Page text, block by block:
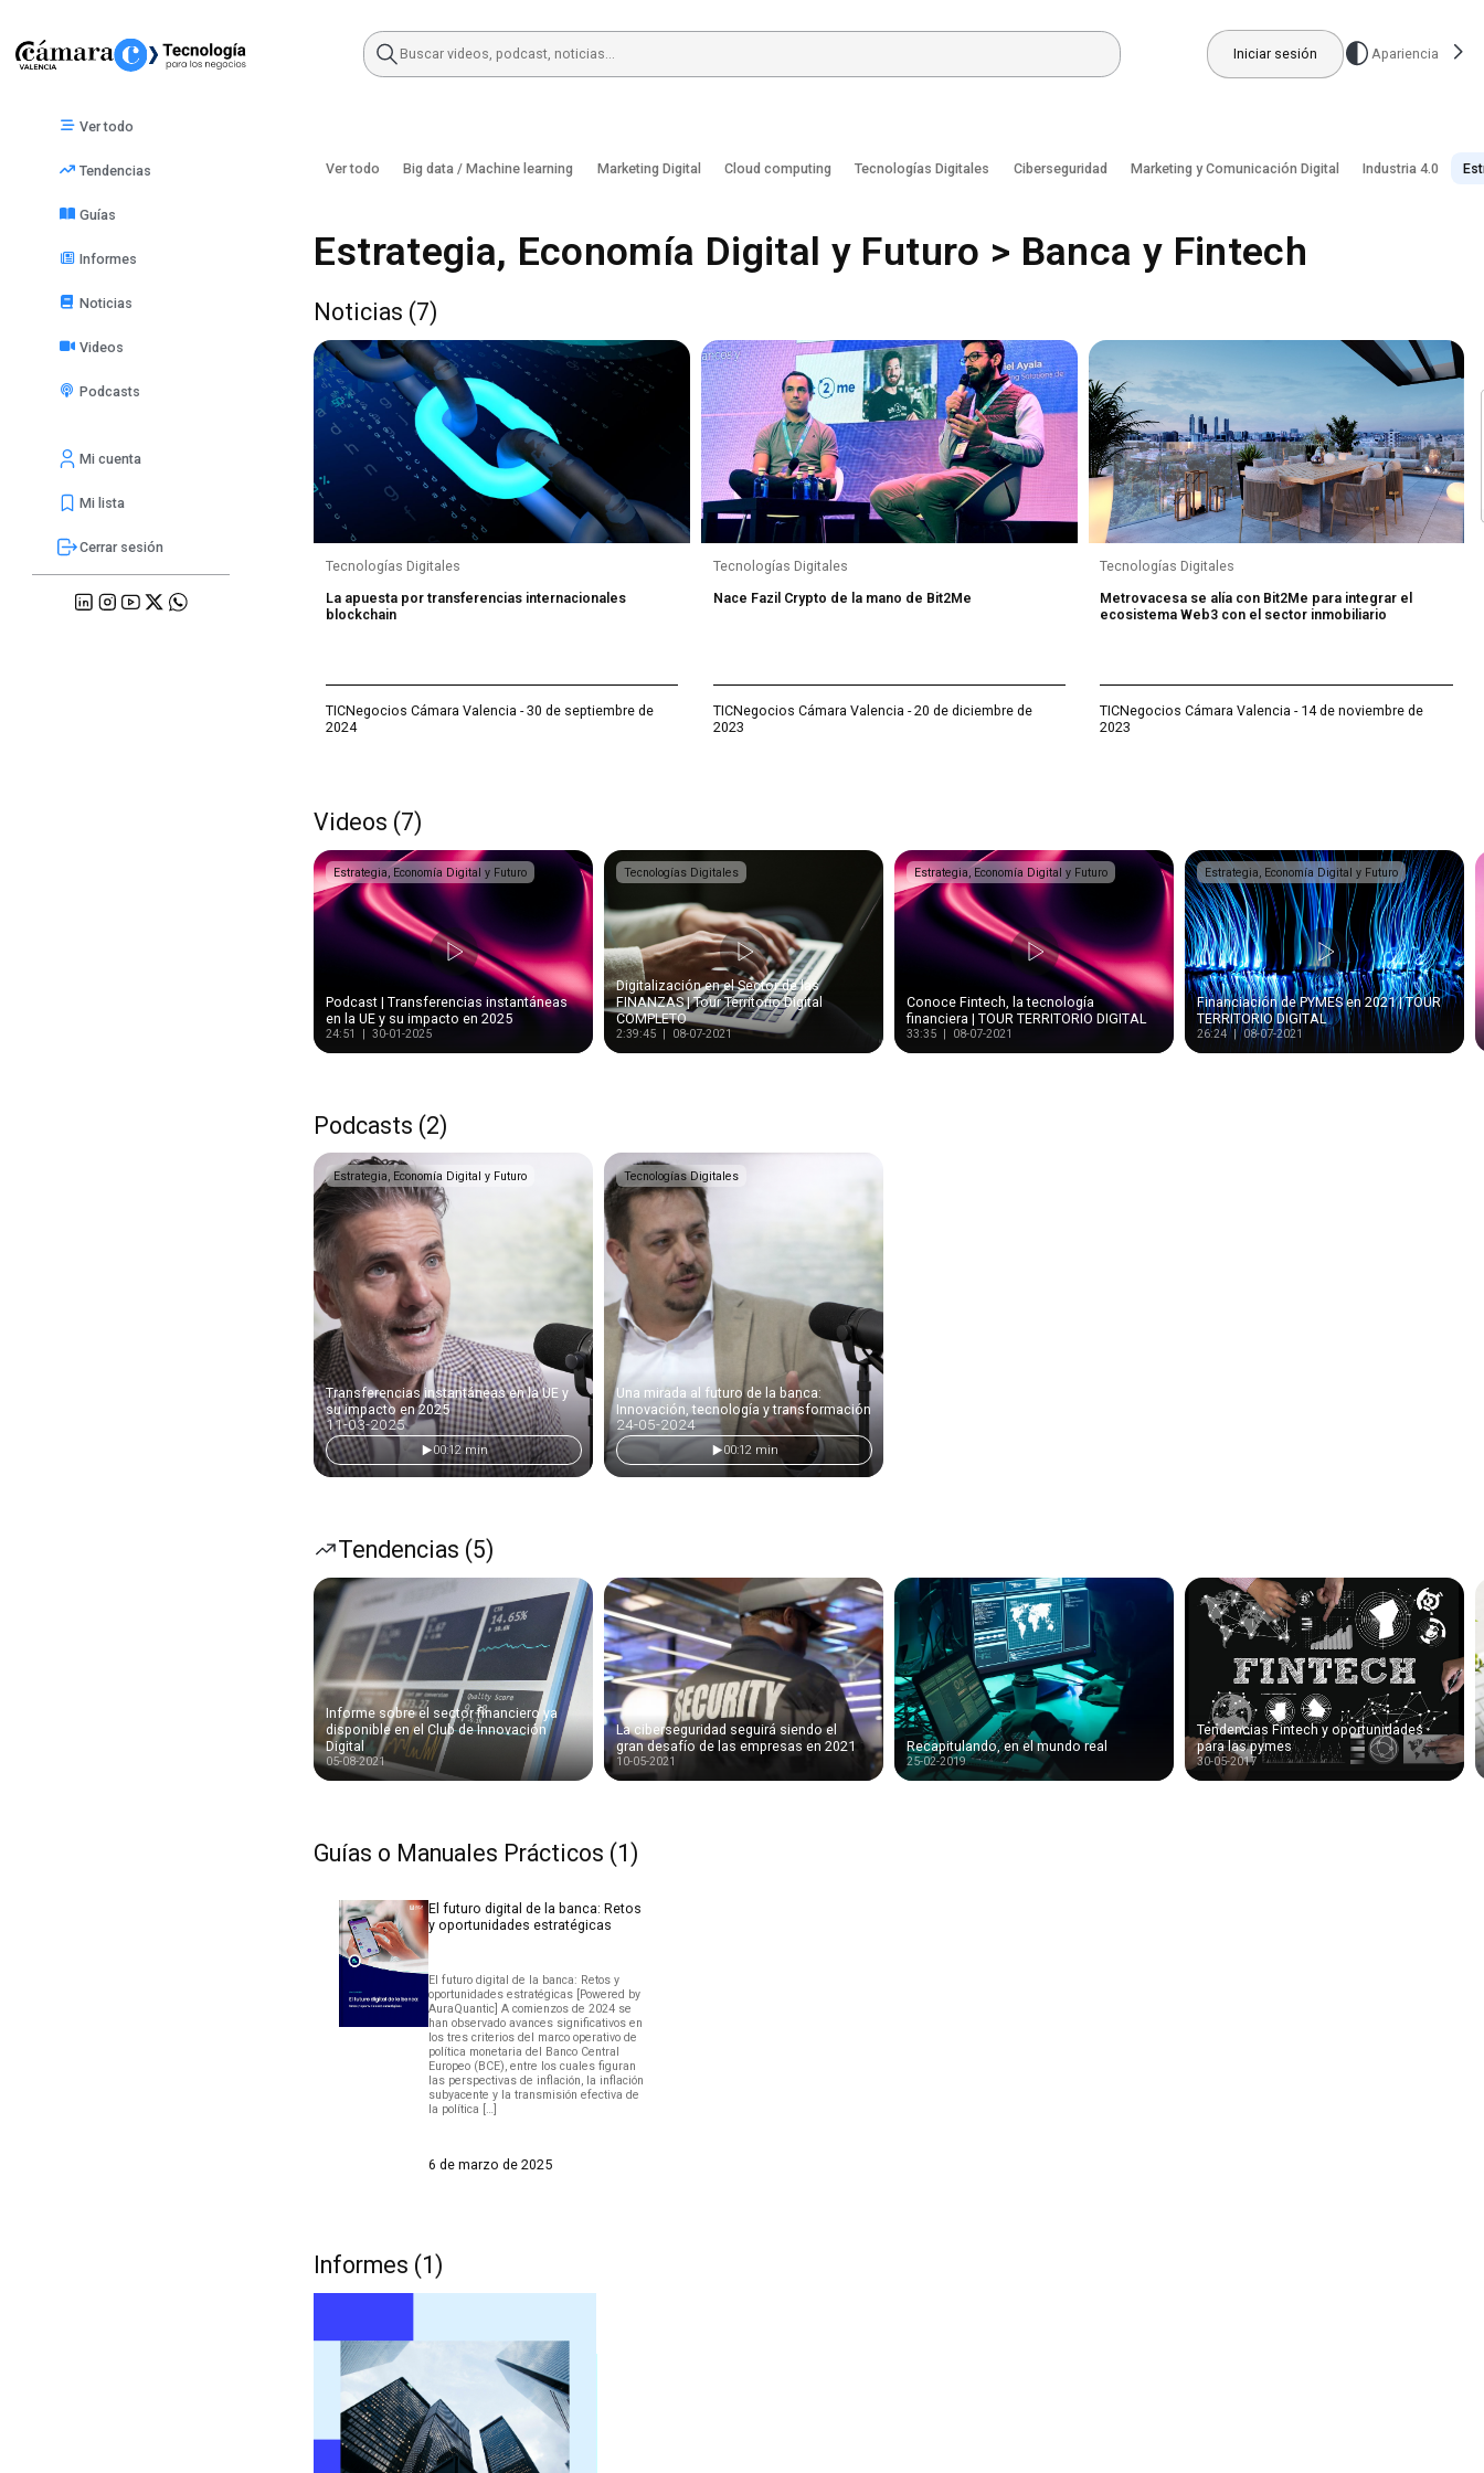
content
Iniciar sesión Apariencia
Ver todo
Tendencias
Guías
Informes
Noticias
Videos
Podcasts
Mi cuenta
Mi lista
Cerrar sesión
Ver todo Big data / Machine learning Marketing Digital Cloud computing Tecnologías Digitales Ciberseguridad Marketing y Comunicación Digital Industria 4.0
Estrategia, Economía Digital y Futuro > Banca y Fintech
Noticias (7)
Tecnologías Digitales
La apuesta por transferencias internacionales
blockchain
TICNegocios Cámara Valencia - 30 de septiembre de
2024
Tecnologías Digitales
Nace Fazil Crypto de la mano de Bit2Me
TICNegocios Cámara Valencia - 20 de diciembre de
2023
Tecnologías Digitales
Metrovacesa se alía con Bit2Me para integrar el
ecosistema Web3 con el sector inmobiliario
TICNegocios Cámara Valencia - 14 de noviembre de
2023
Videos (7)
Estrategia, Economía Digital y Futuro
Podcast | Transferencias instantáneas
en la UE y su impacto en 2025
24:51 | 30-01-2025
Tecnologías Digitales
Digitalización en el Sector de las
FINANZAS | Tour Territorio Digital
COMPLETO
2:39:45 | 08-07-2021
Estrategia, Economía Digital y Futuro
Conoce Fintech, la tecnología
financiera | TOUR TERRITORIO DIGITAL
33:35 | 08-07-2021
Estrategia, Economía Digital y Futuro
Financiación de PYMES en 2021 | TOUR
TERRITORIO DIGITAL
26:24 | 08-07-2021
Podcasts (2)
Estrategia, Economía Digital y Futuro
Transferencias instantáneas en la UE y
su impacto en 2025
11-03-2025
00:12 min
Tecnologías Digitales
Una mirada al futuro de la banca:
Innovación, tecnología y transformación
24-05-2024
00:12 min
Tendencias (5)
Informe sobre el sector financiero ya
disponible en el Club de Innovación
Digital
05-08-2021
La ciberseguridad seguirá siendo el
gran desafío de las empresas en 2021
10-05-2021
Recapitulando, en el mundo real
25-02-2019
Tendencias Fintech y oportunidades
para las pymes
30-05-2017
Guías o Manuales Prácticos (1)
El futuro digital de la banca: Retos
y oportunidades estratégicas
El futuro digital de la banca: Retos y
oportunidades estratégicas [Powered by
AuraQuantic] A comienzos de 2024 se
han observado avances significativos en
los tres criterios del marco operativo de
política monetaria del Banco Central
Europeo (BCE), entre los cuales figuran
las perspectivas de inflación, la inflación
subyacente y la transmisión efectiva de
la política […]
6 de marzo de 2025
Informes (1)